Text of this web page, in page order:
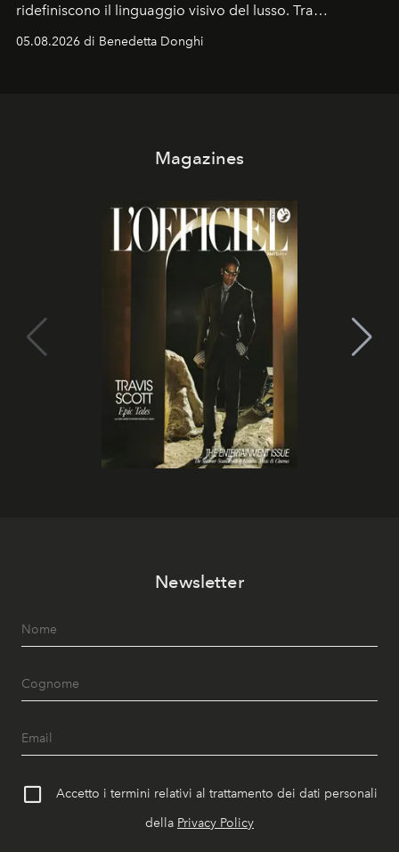
ridefiniscono il linguaggio visivo del lusso. Tra
contemporanea e storytelling d'autore, le maison
05.08.2026 di Benedetta Donghi
Magazines
Newsletter
Accetto i termini relativi al trattamento dei dati personali
della Privacy Policy